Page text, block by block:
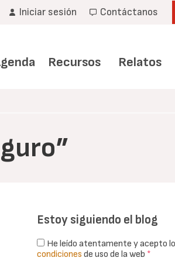
Iniciar sesión Contáctanos
Recursos Relatos
Estoy siguiendo el blog
He leído atentamente y acepto
condiciones de uso de la web *